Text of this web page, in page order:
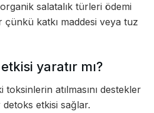
salatalık türleri ödemi
çünkü katkı maddesi veya tuz
yaratır mı?
atılmasını destekler
etkisi sağlar.